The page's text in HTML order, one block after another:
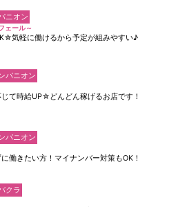
ニオン
ェール～
気軽に働けるから予定が組みやすい♪
パニオン
て時給UP☆どんどん稼げるお店です！
パニオン
働きたい方！マイナンバー対策もOK！
クラ